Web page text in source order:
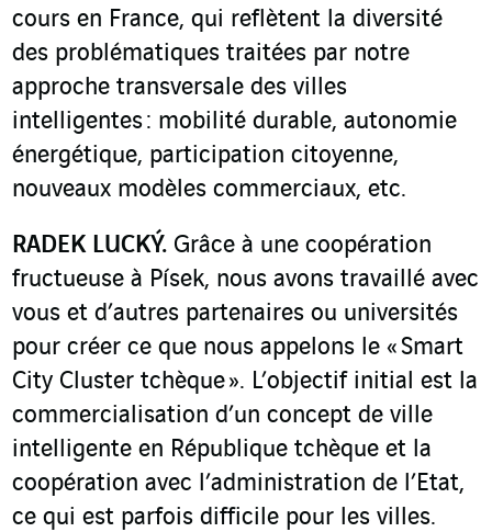
cours en France, qui reflètent la diversité
des problématiques traitées par notre
approche transversale des villes
intelligentes : mobilité durable, autonomie
énergétique, participation citoyenne,
nouveaux modèles commerciaux, etc.
RADEK LUCKÝ. Grâce à une coopération
fructueuse à Písek, nous avons travaillé avec
vous et d’autres partenaires ou universités
pour créer ce que nous appelons le « Smart
City Cluster tchèque ». L’objectif initial est la
commercialisation d’un concept de ville
intelligente en République tchèque et la
coopération avec l’administration de l’Etat,
ce qui est parfois difficile pour les villes.